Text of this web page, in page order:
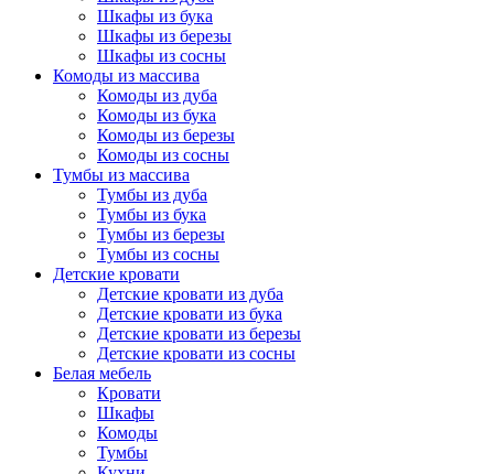
Шкафы из бука
Шкафы из березы
Шкафы из сосны
Комоды из массива
Комоды из дуба
Комоды из бука
Комоды из березы
Комоды из сосны
Тумбы из массива
Тумбы из дуба
Тумбы из бука
Тумбы из березы
Тумбы из сосны
Детские кровати
Детские кровати из дуба
Детские кровати из бука
Детские кровати из березы
Детские кровати из сосны
Белая мебель
Кровати
Шкафы
Комоды
Тумбы